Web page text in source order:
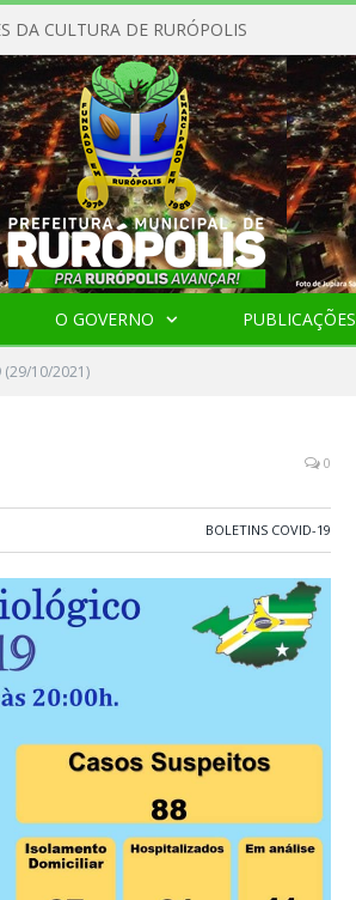
DA CULTURA DE RURÓPOLIS
O GOVERNO PUBLICAÇÕES
(29/10/2021)
0
BOLETINS COVID-19